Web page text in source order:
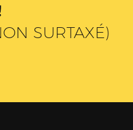
SURTAXÉ)